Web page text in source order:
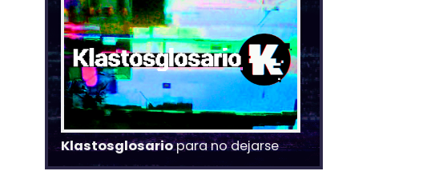
Klastosglosariopara no dejarse